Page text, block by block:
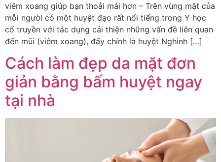
viêm xoang giúp bạn thoải mái hơn – Trên vùng mặt của
mỗi người có một huyệt đạo rất nổi tiếng trong Y học
cổ truyền với tác dụng cải thiện những vấn đề liên quan
đến mũi (viêm xoang), đấy chính là huyệt Nghinh […]
Cách làm đẹp da mặt đơn
giản bằng bấm huyệt ngay
tại nhà